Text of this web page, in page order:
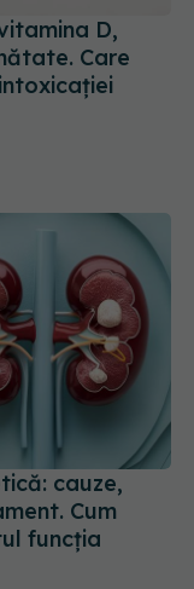
D,
Care
cauze,
Cum
funcția